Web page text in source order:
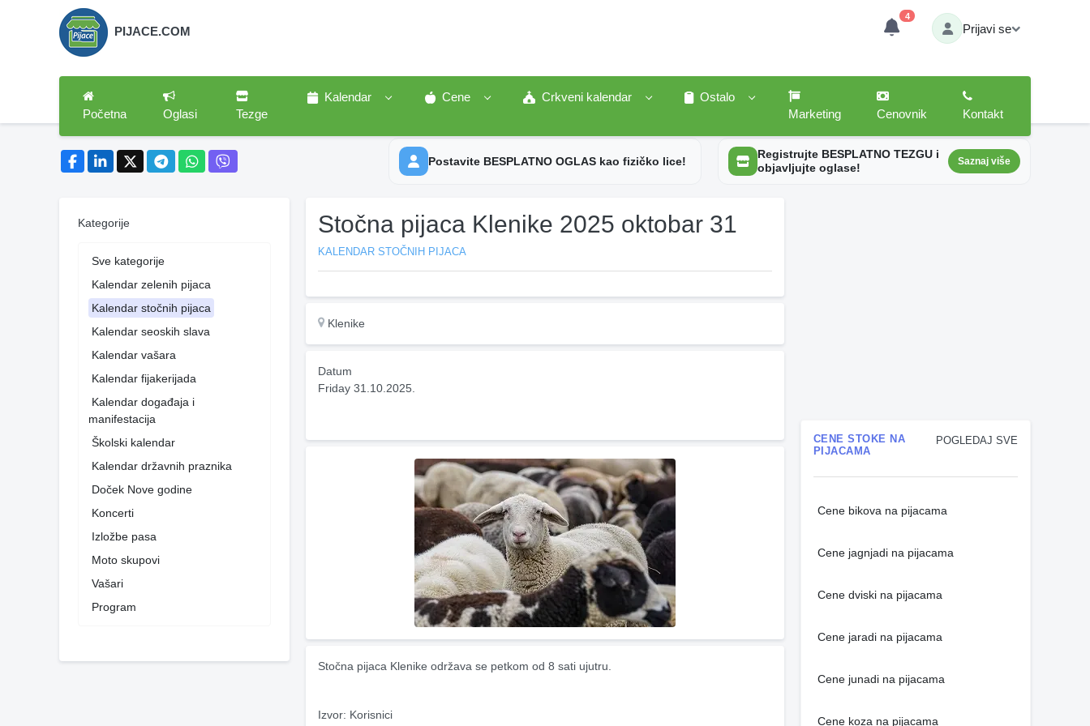
PIJACE.COM
4
Prijavi se
Početna Oglasi Tezge
Kalendar Cene Crkveni kalendar
Ostalo
Marketing
Cenovnik Kontakt
Postavite BESPLATNO OGLAS kao fizičko lice!
Registrujte BESPLATNO TEZGU i
objavljujte oglase!
Saznaj više
Kategorije
Sve kategorije
Kalendar zelenih pijaca
Kalendar stočnih pijaca
Kalendar seoskih slava
Kalendar vašara
Kalendar fijakerijada
Kalendar događaja i
manifestacija
Školski kalendar
Kalendar državnih praznika
Doček Nove godine
Koncerti
Izložbe pasa
Moto skupovi
Vašari
Program
Stočna pijaca Klenike 2025 oktobar 31
KALENDAR STOČNIH PIJACA
Klenike
Datum
Friday 31.10.2025.
Stočna pijaca Klenike održava se petkom od 8 sati ujutru.
Izvor: Korisnici
POGLEDAJ SVE
CENE STOKE NA
PIJACAMA
Cene bikova na pijacama
Cene jagnjadi na pijacama
Cene dviski na pijacama
Cene jaradi na pijacama
Cene junadi na pijacama
Cene koza na pijacama